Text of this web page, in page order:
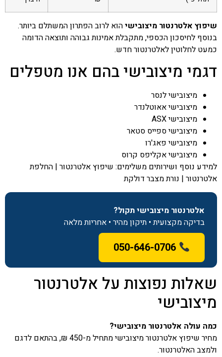
שיפוץ אלטרנטור מיצובישיהוא לרוב הפתרון המשתלם ביותר.
בנוסף לחיסכון הכספי, מתקבלת אמינות גבוהה ותוצאה הדומה
כמעט לחלוטין לאלטרנטור חדש.
דגמי מיצובישי בהם אנו מטפלים
מיצובישי לנסר
מיצובישי אאוטלנדר
מיצובישי ASX
מיצובישי ספייס סטאר
מיצובישי פאג'רו
מיצובישי אקליפס קרוס
למידע נוסף ושירותים משלימים: שיפוץ אלטרנטור | החלפת
אלטרנטור | נורת מצבר דולקת
אלטרנטור מיצובישי תקול?
בדיקה מקצועית • תיקון מהיר • אחריות מלאה
שאלות נפוצות על אלטרנטור
מיצובישי
כמה עולה אלטרנטור מיצובישי?
מחיר שיפוץ אלטרנטור מיצובישי מתחיל מ-450 ₪, בהתאם לדגם
ולמצב האלטרנטור.